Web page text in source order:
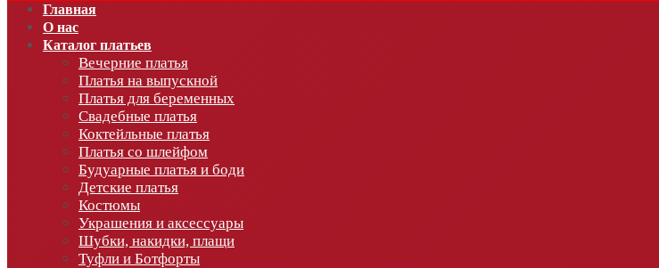
Главная
О нас
Каталог платьев
Вечерние платья
Платья на выпускной
Платья для беременных
Свадебные платья
Коктейльные платья
Платья со шлейфом
Будуарные платья и боди
Детские платья
Костюмы
Украшения и аксессуары
Шубки, накидки, плащи
Туфли и Ботфорты